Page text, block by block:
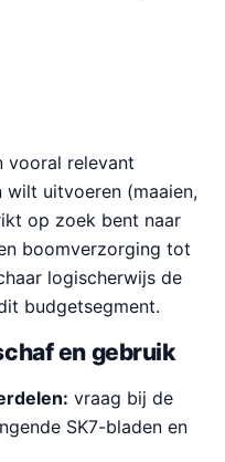
vooral relevant
wilt uitvoeren (maaien,
op zoek bent naar
boomverzorging tot
logischerwijs de
budgetsegment.
en gebruik
vraag bij de
SK7-bladen en